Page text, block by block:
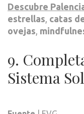
Descubre
estrellas catas
ovejas
9.
Sistema